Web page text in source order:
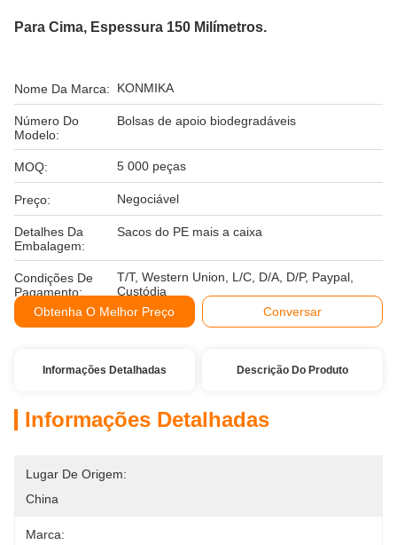
Para Cima, Espessura 150 Milímetros.
Nome Da Marca: KONMIKA
Número Do
Modelo:
Bolsas de apoio biodegradáveis
MOQ: 5 000 peças
Preço: Negociável
Detalhes Da
Embalagem:
Sacos do PE mais a caixa
Condições De
Pagamento:
T/T, Western Union, L/C, D/A, D/P, Paypal,
Custódia
Obtenha O Melhor Preço
Conversar
Informações Detalhadas Descrição Do Produto
Informações Detalhadas
Lugar De Origem:
China
Marca: